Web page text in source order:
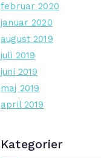
februar 2020
januar 2020
august 2019
juli 2019
juni 2019
maj 2019
april 2019
Kategorier